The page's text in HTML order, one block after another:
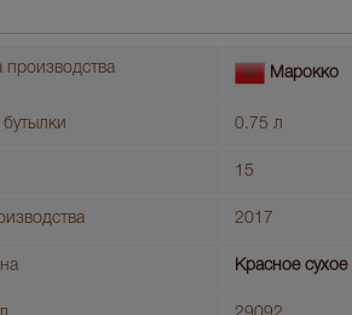
производства Марокко
0.75 л
15
2017
Красное сухое